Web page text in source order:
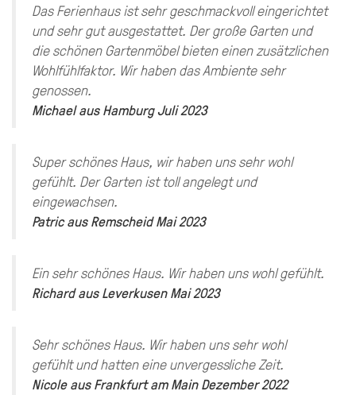
Das Ferienhaus ist sehr geschmackvoll eingerichtet
und sehr gut ausgestattet. Der große Garten und
die schönen Gartenmöbel bieten einen zusätzlichen
Wohlfühlfaktor. Wir haben das Ambiente sehr
genossen.
MichaelausHamburgJuli 2023
Super schönes Haus, wir haben uns sehr wohl
gefühlt. Der Garten ist toll angelegt und
eingewachsen.
PatricausRemscheidMai 2023
Ein sehr schönes Haus. Wir haben uns wohl gefühlt.
RichardausLeverkusenMai 2023
Sehr schönes Haus. Wir haben uns sehr wohl
gefühlt und hatten eine unvergessliche Zeit.
NicoleausFrankfurt am MainDezember 2022